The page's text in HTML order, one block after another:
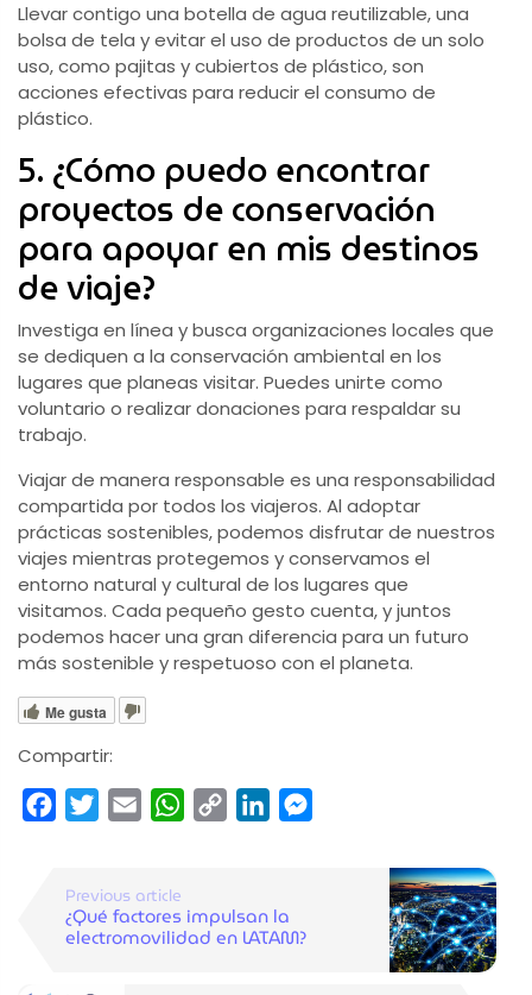
Llevar contigo una botella de agua reutilizable, una
bolsa de tela y evitar el uso de productos de un solo
uso, como pajitas y cubiertos de plástico, son
acciones efectivas para reducir el consumo de
plástico.
5. ¿Cómo puedo encontrar
proyectos de conservación
para apoyar en mis destinos
de viaje?
Investiga en línea y busca organizaciones locales que
se dediquen a la conservación ambiental en los
lugares que planeas visitar. Puedes unirte como
voluntario o realizar donaciones para respaldar su
trabajo.
Viajar de manera responsable es una responsabilidad
compartida por todos los viajeros. Al adoptar
prácticas sostenibles, podemos disfrutar de nuestros
viajes mientras protegemos y conservamos el
entorno natural y cultural de los lugares que
visitamos. Cada pequeño gesto cuenta, y juntos
podemos hacer una gran diferencia para un futuro
más sostenible y respetuoso con el planeta.
Me gusta
Compartir:
FacebookTwitterEmail WhatsApp
Copy
LinkedIn
Previous article
¿Qué factores impulsan la
electromovilidad en LATAM?